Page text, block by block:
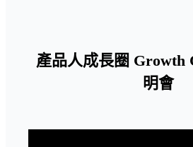
產品人成長圈 Growth
明會